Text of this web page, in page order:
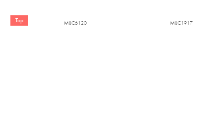
Top MIJC6120 MIJC1917